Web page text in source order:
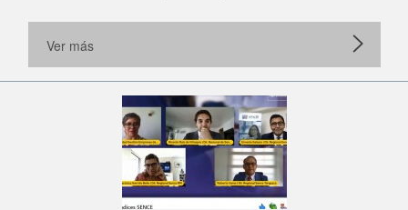
Ver más